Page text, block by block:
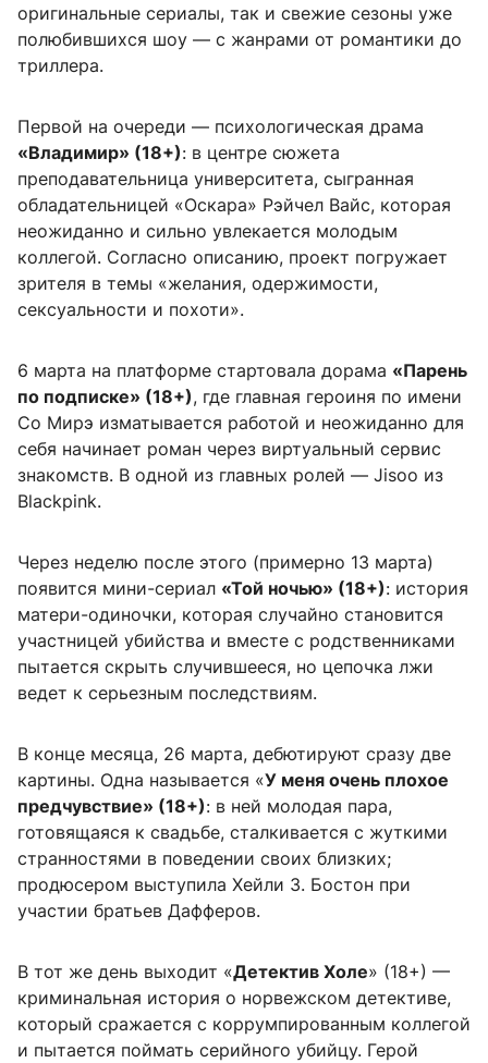
оригинальные сериалы, так и свежие сезоны уже
полюбившихся шоу — с жанрами от романтики до
триллера.
Первой на очереди — психологическая драма
«Владимир» (18+): в центре сюжета
преподавательница университета, сыгранная
обладательницей «Оскара» Рэйчел Вайс, которая
неожиданно и сильно увлекается молодым
коллегой. Согласно описанию, проект погружает
зрителя в темы «желания, одержимости,
сексуальности и похоти».
6 марта на платформе стартовала дорама «Парень
по подписке» (18+), где главная героиня по имени
Со Мирэ изматывается работой и неожиданно для
себя начинает роман через виртуальный сервис
знакомств. В одной из главных ролей — Jisoo из
Blackpink.
Через неделю после этого (примерно 13 марта)
появится мини-сериал «Той ночью» (18+): история
матери-одиночки, которая случайно становится
участницей убийства и вместе с родственниками
пытается скрыть случившееся, но цепочка лжи
ведет к серьезным последствиям.
В конце месяца, 26 марта, дебютируют сразу две
картины. Одна называется «У меня очень плохое
предчувствие» (18+): в ней молодая пара,
готовящаяся к свадьбе, сталкивается с жуткими
странностями в поведении своих близких;
продюсером выступила Хейли З. Бостон при
участии братьев Дафферов.
В тот же день выходит «Детектив Холе» (18+) —
криминальная история о норвежском детективе,
который сражается с коррумпированным коллегой
и пытается поймать серийного убийцу. Герой